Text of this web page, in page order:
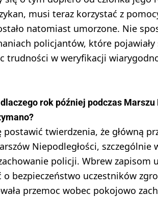
musi teraz korzystać z
natomiast umorzone. Nie
policjantów, które
trudności w weryfikacji
rok później podczas Marszu
twierdzenia, że główną
Niepodległości, szczególnie
policji. Wbrew zapisom
o bezpieczeństwo uczestników
przemoc wobec pokojowo